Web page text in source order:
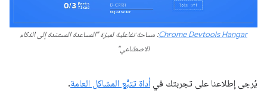
Chrome Devtools Hangar: مساحة تفاعلية لميزة "المساعدة المستندة إلى الذكاء
الاصطناعي"
يُرجى إطلاعنا على تجربتك فيأداة تتبُّع المشاكل العامة.